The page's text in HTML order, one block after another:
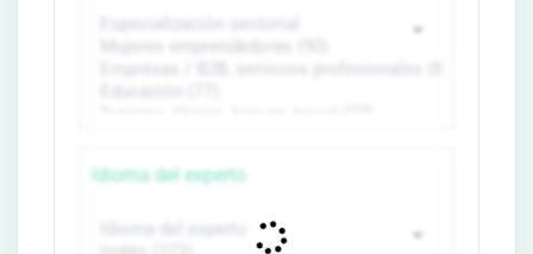
Idioma del experto